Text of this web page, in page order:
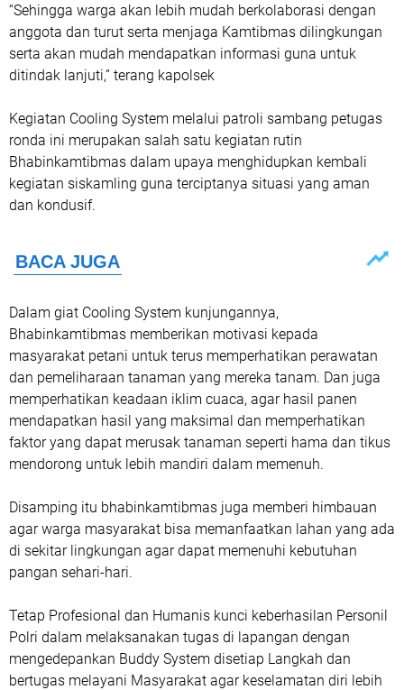
“Sehingga warga akan lebih mudah berkolaborasi dengan
anggota dan turut serta menjaga Kamtibmas dilingkungan
serta akan mudah mendapatkan informasi guna untuk
ditindak lanjuti,” terang kapolsek
Kegiatan Cooling System melalui patroli sambang petugas
ronda ini merupakan salah satu kegiatan rutin
Bhabinkamtibmas dalam upaya menghidupkan kembali
kegiatan siskamling guna terciptanya situasi yang aman
dan kondusif.
Dalam giat Cooling System kunjungannya,
Bhabinkamtibmas memberikan motivasi kepada
masyarakat petani untuk terus memperhatikan perawatan
dan pemeliharaan tanaman yang mereka tanam. Dan juga
memperhatikan keadaan iklim cuaca, agar hasil panen
mendapatkan hasil yang maksimal dan memperhatikan
faktor yang dapat merusak tanaman seperti hama dan tikus
mendorong untuk lebih mandiri dalam memenuh.
Disamping itu bhabinkamtibmas juga memberi himbauan
agar warga masyarakat bisa memanfaatkan lahan yang ada
di sekitar lingkungan agar dapat memenuhi kebutuhan
pangan sehari-hari.
Tetap Profesional dan Humanis kunci keberhasilan Personil
Polri dalam melaksanakan tugas di lapangan dengan
mengedepankan Buddy System disetiap Langkah dan
bertugas melayani Masyarakat agar keselamatan diri lebih